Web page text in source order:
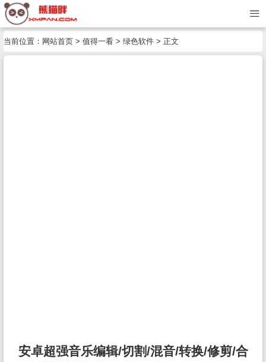
当前位置： 网站首页 > 值得一看 > 绿色软件 > 正文
安卓超强音乐编辑/切割/混音/转换/修剪/合